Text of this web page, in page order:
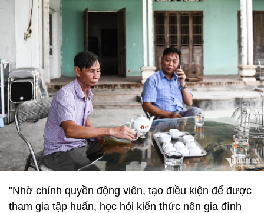
"Nhờ chính quyền động viên, tạo điều kiện để được
tham gia tập huấn, học hỏi kiến thức nên gia đình